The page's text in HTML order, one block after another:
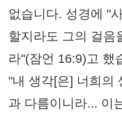
없습니다. 성경에 "
할지라도 그의 걸음
라"(잠언 16:9)고 했
"내 생각[은] 너희의
과 다름이니라... 이